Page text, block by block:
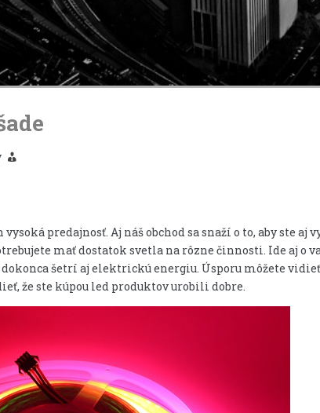
predajnosť. Aj náš obchod sa snaží o to, aby ste
mať dostatok svetla na rôzne činnosti. Ide aj o
šetrí aj elektrickú energiu. Úsporu môžete
že ste kúpou led produktov urobili dobre.